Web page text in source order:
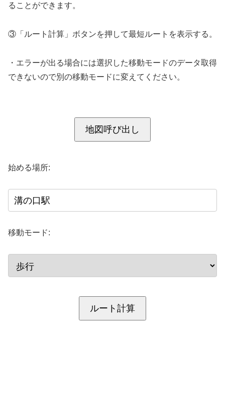
ることができます。
③「ルート計算」ボタンを押して最短ルートを表示する。
・エラーが出る場合には選択した移動モードのデータ取得
できないので別の移動モードに変えてください。
地図呼び出し
始める場所:
移動モード:
ルート計算